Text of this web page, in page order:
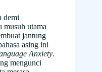
demi
musuh utama
jantung
asing ini
Anxiety.
mengunci